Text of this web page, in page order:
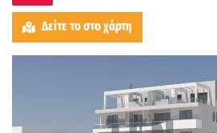
Δείτε το στο χάρτη